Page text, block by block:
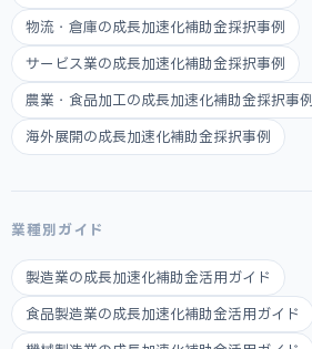
物流・倉庫の成長加速化補助金採択事例
サービス業の成長加速化補助金採択事例
農業・食品加工の成長加速化補助金採択事例
海外展開の成長加速化補助金採択事例
業種別ガイド
製造業の成長加速化補助金活用ガイド
食品製造業の成長加速化補助金活用ガイド